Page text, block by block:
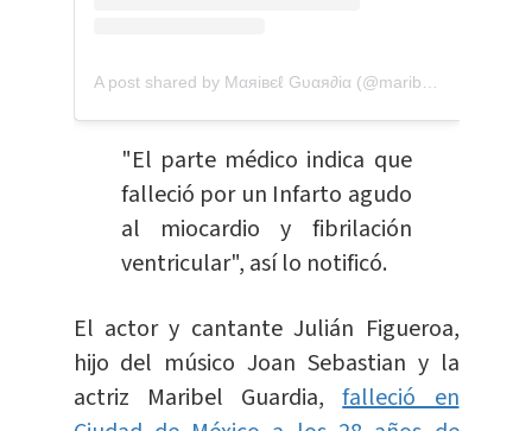
"El parte médico indica que
falleció por un Infarto agudo
al miocardio y fibrilación
ventricular", así lo notificó.
El actor y cantante Julián Figueroa,
hijo del músico Joan Sebastian y la
actriz Maribel Guardia,falleció en